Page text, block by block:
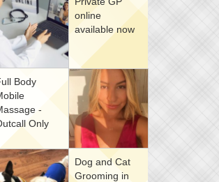
online
available now
Body
-
Only
Dog and Cat
Grooming in